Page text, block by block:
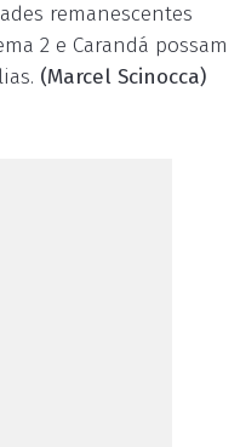
remanescentes
2 e Carandá possam
(Marcel Scinocca)